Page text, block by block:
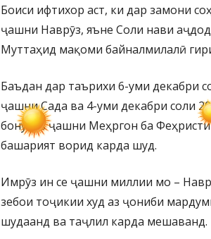
Боиси ифтихор аст, ки дар замони
ҷашни Наврӯз, яъне Соли нави
Муттаҳид мақоми байналмилалӣ
Баъдан дар таърихи 6-уми декабри
ҷашни Сада ва 4-уми декабри соли
бонуфуз ҷашни Меҳргон ба
башарият ворид карда шуд.
Имрӯз ин се ҷашни миллии мо –
зебои тоҷикии худ аз ҷониби
шудаанд ва таҷлил карда мешаванд.